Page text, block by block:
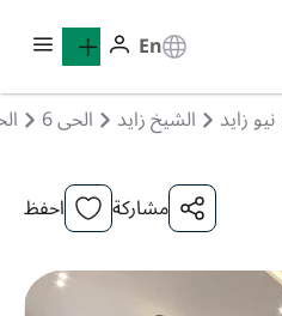
En
نيو زايد الشيخ زايد الحى 6
مشاركة احفظ